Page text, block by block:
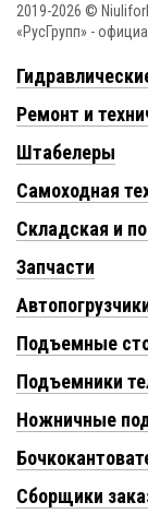
2019-2026 ©
«РусГрупп» -
Ремонт и
Штабелеры
Самоходная
Складская и
Запчасти
Подъемные
Подъемники
Ножничные
Сборщики